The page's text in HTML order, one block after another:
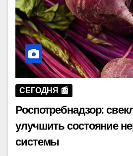
СЕГОДНЯ 📰
Роспотребнадзор:
улучшить состояние
системы